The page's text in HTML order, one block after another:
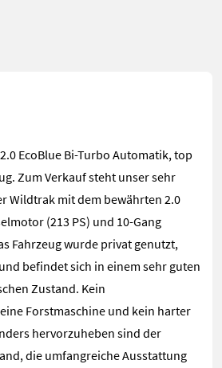
EcoBlue Bi-Turbo Automatik, top
Zum Verkauf steht unser sehr
Wildtrak mit dem bewährten 2.0
(213 PS) und 10-Gang
Fahrzeug wurde privat genutzt,
befindet sich in einem sehr guten
Zustand. Kein
Forstmaschine und kein harter
hervorzuheben sind der
die umfangreiche Ausstattung